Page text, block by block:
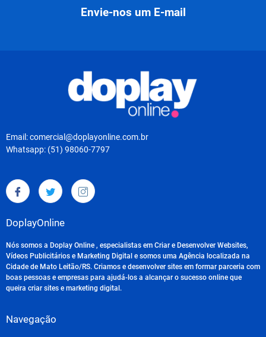
Envie-nos um E-mail
Email: comercial@doplayonline.com.br
Whatsapp: (51) 98060-7797
DoplayOnline
Nós somos a Doplay Online , especialistas em Criar e Desenvolver Websites,
Vídeos Publicitários e Marketing Digital e somos uma Agência localizada na
Cidade de Mato Leitão/RS. Criamos e desenvolver sites em formar parceria com
boas pessoas e empresas para ajudá-los a alcançar o sucesso online que
queira criar sites e marketing digital.
Navegação